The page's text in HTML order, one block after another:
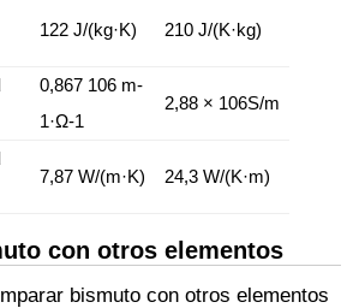
122 J/(kg·K) 210 J/(K·kg)
0,867 106 m-
1·Ω-1
2,88 × 106S/m
7,87 W/(m·K) 24,3 W/(K·m)
con otros elementos
bismuto con otros elementos